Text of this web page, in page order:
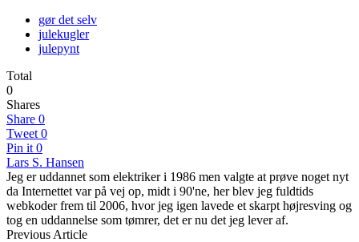
gør det selv
julekugler
julepynt
Total
0
Shares
Share 0
Tweet 0
Pin it 0
Lars S. Hansen
Jeg er uddannet som elektriker i 1986 men valgte at prøve noget nyt
da Internettet var på vej op, midt i 90'ne, her blev jeg fuldtids
webkoder frem til 2006, hvor jeg igen lavede et skarpt højresving og
tog en uddannelse som tømrer, det er nu det jeg lever af.
Previous Article